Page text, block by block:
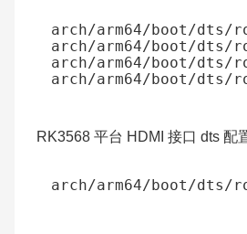
RK3568 平台 HDMI 接口 dts 配